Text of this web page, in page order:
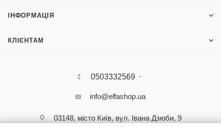
ІНФОРМАЦІЯ
КЛІЄНТАМ
0503332569
info@elfashop.ua
03148, місто Київ, вул. Івана Дзюби, 9